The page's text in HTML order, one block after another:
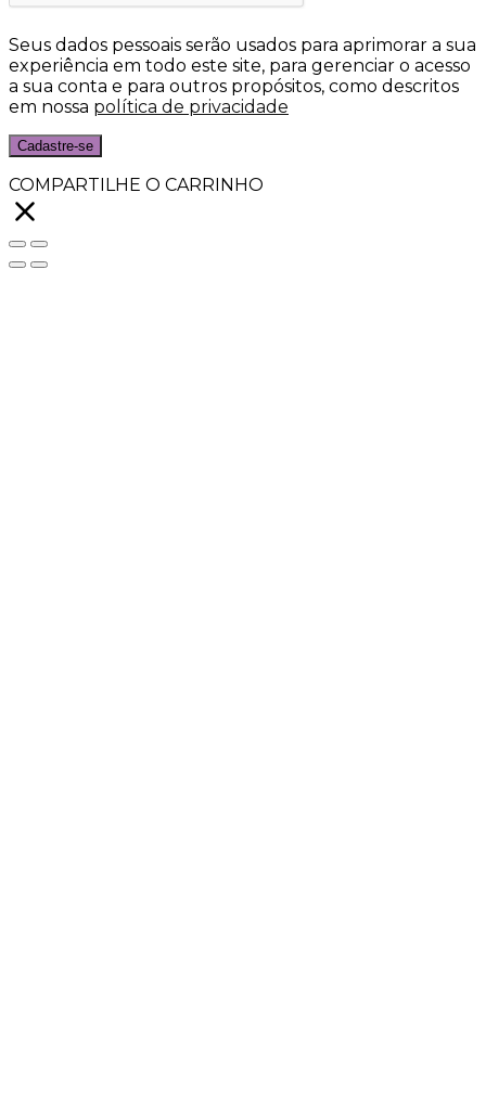
Seus dados pessoais serão usados para aprimorar a sua
experiência em todo este site, para gerenciar o acesso
a sua conta e para outros propósitos, como descritos
em nossa política de privacidade
Cadastre-se
COMPARTILHE O CARRINHO